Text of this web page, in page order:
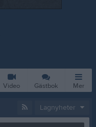
Video Gästbok Mer
Lagnyheter